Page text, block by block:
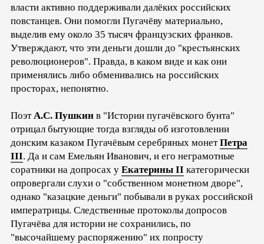
власти активно поддерживали далёких российских
повстанцев. Они помогли Пугачёву материально,
выделив ему около 35 тысяч французских франков.
Утверждают, что эти деньги дошли до "крестьянских
революционеров". Правда, в каком виде и как они
применялись либо обменивались на российских
просторах, непонятно.
Поэт А.С. Пушкин в "Истории пугачёвского бунта"
отрицал бытующие тогда взгляды об изготовлении
донским казаком Пугачёвым серебряных монетПетра
III. Да и сам Емельян Иванович, и его неграмотные
соратники на допросах у Екатерины II категорически
опровергали слухи о "собственном монетном дворе",
однако "казацкие деньги" побывали в руках российской
императрицы. Следственные протоколы допросов
Пугачёва для истории не сохранились, по
"высочайшему распоряжению" их попросту